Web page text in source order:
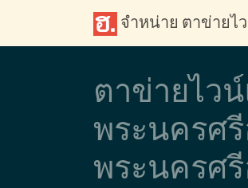
จำหน่าย ตาข่ายไ
ตาข่ายไว
พระนครศ
พระนครศ